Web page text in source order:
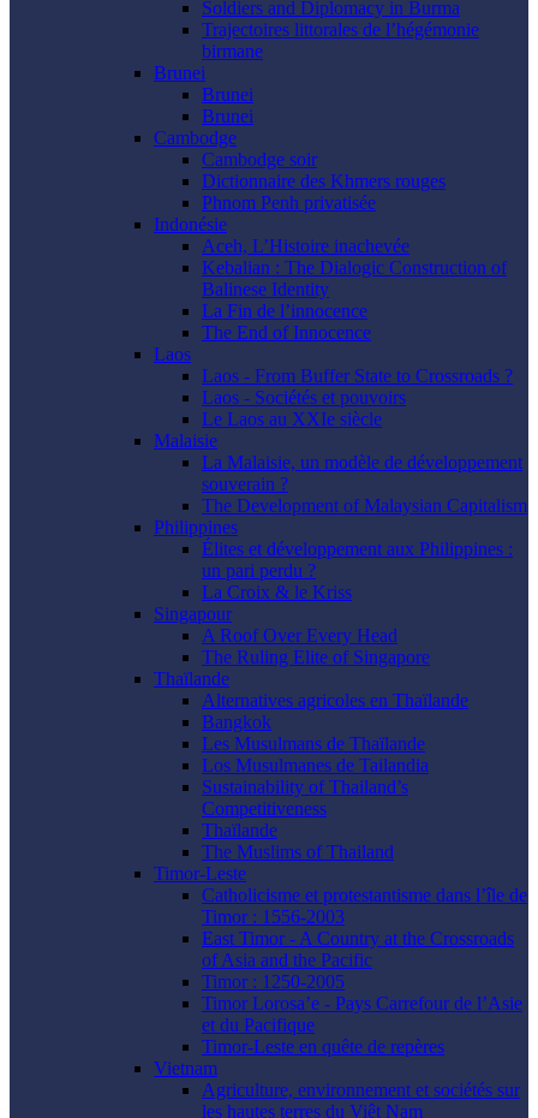
Soldiers and Diplomacy in Burma
Trajectoires littorales de l’hégémonie
birmane
Brunei
Brunei
Brunei
Cambodge
Cambodge soir
Dictionnaire des Khmers rouges
Phnom Penh privatisée
Indonésie
Aceh, L’Histoire inachevée
Kebalian : The Dialogic Construction of
Balinese Identity
La Fin de l’innocence
The End of Innocence
Laos
Laos - From Buffer State to Crossroads ?
Laos - Sociétés et pouvoirs
Le Laos au XXIe siècle
Malaisie
La Malaisie, un modèle de développement
souverain ?
The Development of Malaysian Capitalism
Philippines
Élites et développement aux Philippines :
un pari perdu ?
La Croix & le Kriss
Singapour
A Roof Over Every Head
The Ruling Elite of Singapore
Thaïlande
Alternatives agricoles en Thaïlande
Bangkok
Les Musulmans de Thaïlande
Los Musulmanes de Tailandia
Sustainability of Thailand’s
Competitiveness
Thaïlande
The Muslims of Thailand
Timor-Leste
Catholicisme et protestantisme dans l’île de
Timor : 1556-2003
East Timor - A Country at the Crossroads
of Asia and the Pacific
Timor : 1250-2005
Timor Lorosa’e - Pays Carrefour de l’Asie
et du Pacifique
Timor-Leste en quête de repères
Vietnam
Agriculture, environnement et sociétés sur
les hautes terres du Viêt Nam